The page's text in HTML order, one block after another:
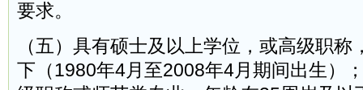
要求。
（五）具有硕士及以上学位，或高级职
下（1980年4月至2008年4月期间出生）